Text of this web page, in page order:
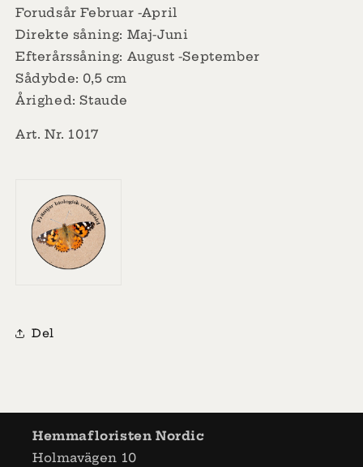
Forudsår Februar -April
Direkte såning: Maj-Juni
Efterårssåning: August -September
Sådybde: 0,5 cm
Årighed: Staude
Art. Nr. 1017
Del
Hemmafloristen Nordic
Holmavägen 10